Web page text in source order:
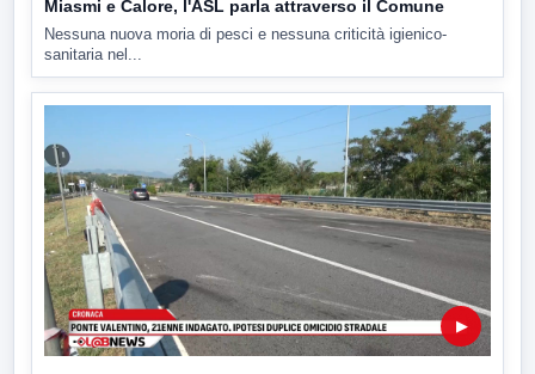
Miasmi e Calore, l'ASL parla attraverso il Comune
Nessuna nuova moria di pesci e nessuna criticità igienico-
sanitaria nel...
▶